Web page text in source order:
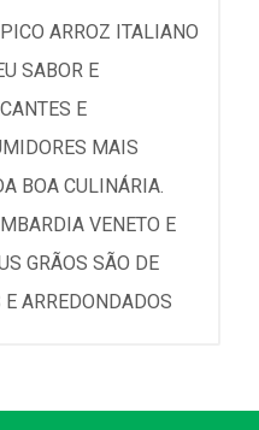
ARROZ ITALIANO
SABOR E
E
MAIS
BOA CULINÁRIA.
VENETO E
GRÃOS SÃO DE
ARREDONDADOS